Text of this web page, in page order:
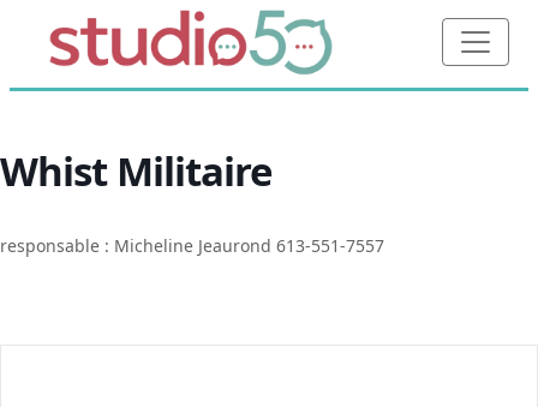
Whist Militaire
responsable : Micheline Jeaurond 613-551-7557